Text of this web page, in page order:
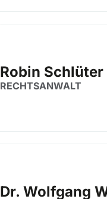
Robin Schlüter
RECHTSANWALT
Dr. Wolfgang